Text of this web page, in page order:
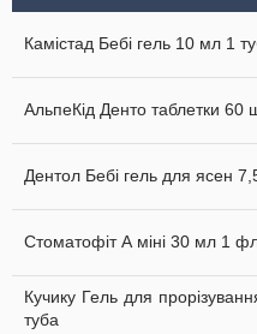
Камістад Бебі гель 10 мл 1
АльпеКід Денто таблетки 60
Дентол Бебі гель для ясен
Стоматофіт А міні 30 мл 1
Кучику Гель для
туба